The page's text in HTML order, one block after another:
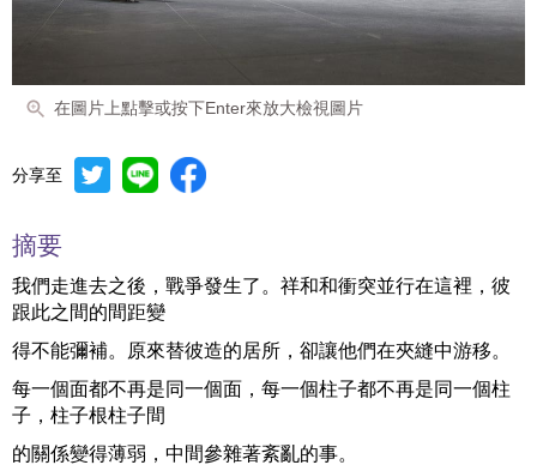
在圖片上點擊或按下Enter來放大檢視圖片
分享至
摘要
我們走進去之後，戰爭發生了。祥和和衝突並行在這裡，彼
跟此之間的間距變
得不能彌補。原來替彼造的居所，卻讓他們在夾縫中游移。
每一個面都不再是同一個面，每一個柱子都不再是同一個柱
子，柱子根柱子間
的關係變得薄弱，中間參雜著紊亂的事。